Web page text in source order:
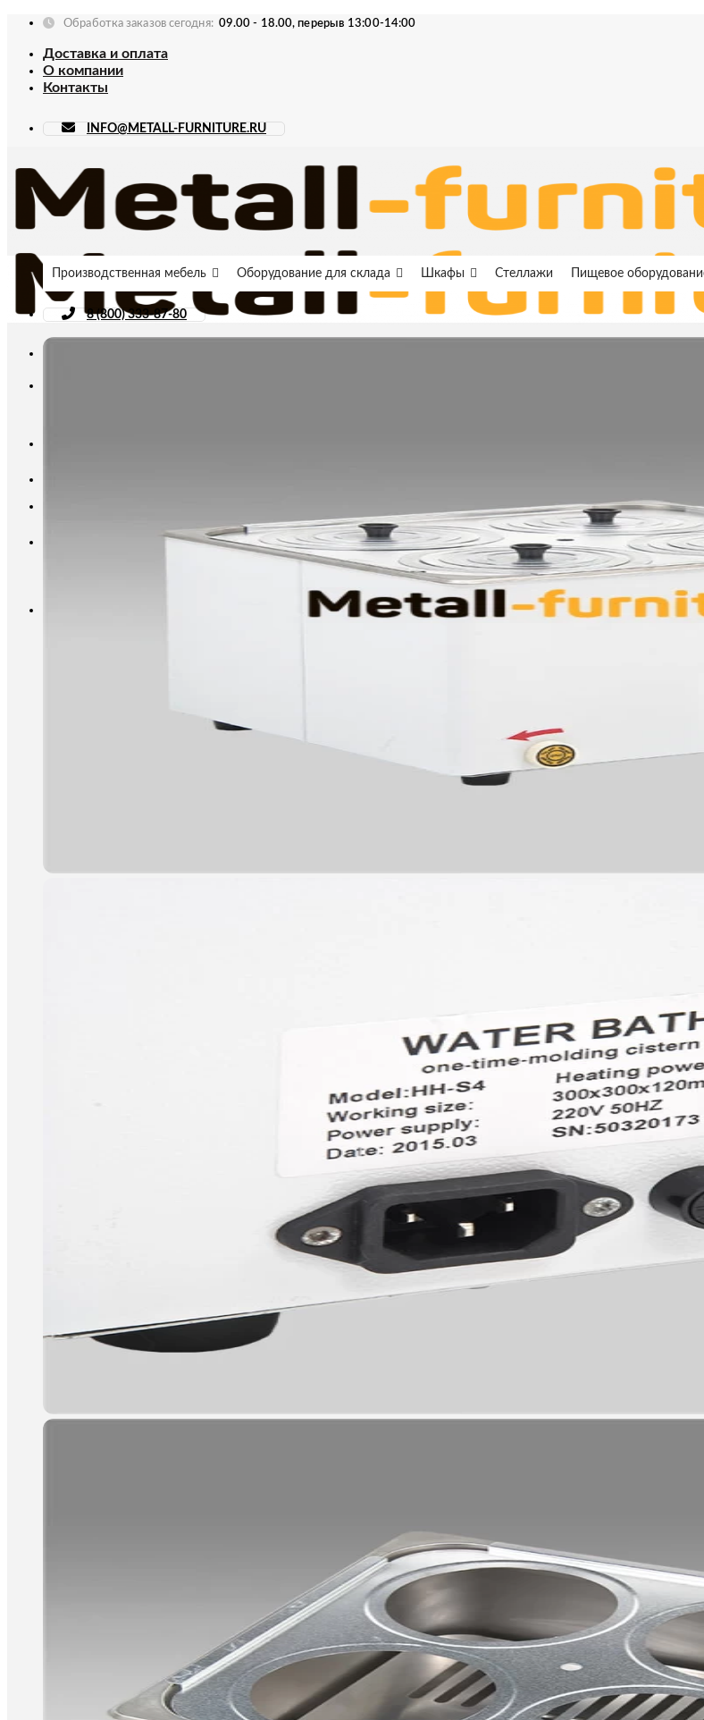
Skip
content
Обработка заказов сегодня: 09.00 - 18.00, перерыв 13:00-14:00
Доставка и оплата
О компании
Контакты
INFO@METALL-FURNITURE.RU
Производственная мебель Оборудование для склада Шкафы Стеллажи Пищевое
8 (800) 333-87-80